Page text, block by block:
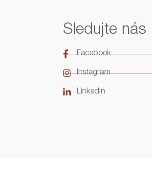
Sledujte nás
Facebook
Instagram
LinkedIn